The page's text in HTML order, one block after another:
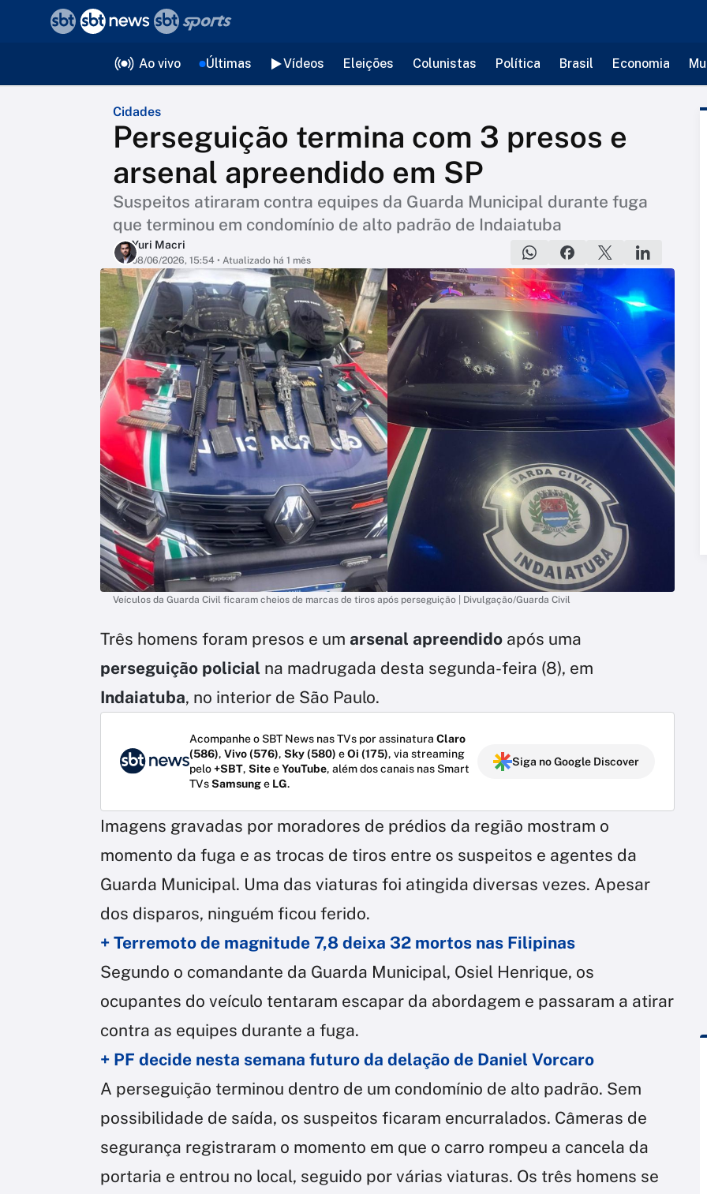
Ao vivo Últimas Vídeos Eleições Colunistas Política Brasil Economia
Cidades
Perseguição termina com 3 presos e
arsenal apreendido em SP
Suspeitos atiraram contra equipes da Guarda Municipal durante fuga
que terminou em condomínio de alto padrão de Indaiatuba
Yuri Macri
08/06/2026, 15:54 • Atualizado há 1 mês
Veículos da Guarda Civil ficaram cheios de marcas de tiros após perseguição | Divulgação/Guarda Civil
Três homens foram presos e um arsenal apreendido após uma
perseguição policial na madrugada desta segunda-feira (8), em
Indaiatuba, no interior de São Paulo.
Acompanhe o SBT News nas TVs por assinatura Claro
(586), Vivo (576), Sky (580) eOi (175), via streaming
pelo+SBT, SiteeYouTube, além dos canais nas Smart
TVsSamsunge LG.
Siga no Google Discover
Imagens gravadas por moradores de prédios da região mostram o
momento da fuga e as trocas de tiros entre os suspeitos e agentes da
Guarda Municipal. Uma das viaturas foi atingida diversas vezes. Apesar
dos disparos, ninguém ficou ferido.
+ Terremoto de magnitude 7,8 deixa 32 mortos nas Filipinas
Segundo o comandante da Guarda Municipal, Osiel Henrique, os
ocupantes do veículo tentaram escapar da abordagem e passaram a atirar
contra as equipes durante a fuga.
+ PF decide nesta semana futuro da delação de Daniel Vorcaro
A perseguição terminou dentro de um condomínio de alto padrão. Sem
possibilidade de saída, os suspeitos ficaram encurralados. Câmeras de
segurança registraram o momento em que o carro rompeu a cancela da
portaria e entrou no local, seguido por várias viaturas. Os três homens se
voltar
Editorias